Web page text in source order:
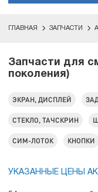
ГЛАВНАЯ ЗАПЧАСТИ
Запчасти для
поколения)
ЭКРАН, ДИСПЛЕЙ
СТЕКЛО, ТАЧСКРИН
СИМ-ЛОТОК КНОПКИ
УКАЗАННЫЕ ЦЕНЫ